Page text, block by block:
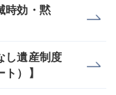
時効・黙
し遺産制度
）】